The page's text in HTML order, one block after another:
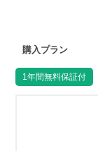
購入プラン
1年間無料保証付